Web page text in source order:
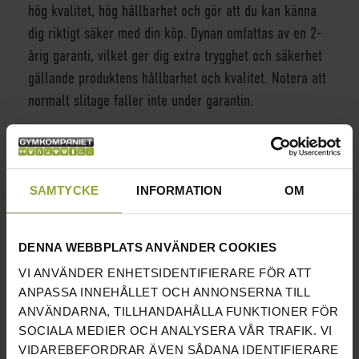
SAMTYCKE INFORMATION OM
DENNA WEBBPLATS ANVÄNDER COOKIES
VI ANVÄNDER ENHETSIDENTIFIERARE FÖR ATT
ANPASSA INNEHÅLLET OCH ANNONSERNA TILL
ANVÄNDARNA, TILLHANDAHÅLLA FUNKTIONER FÖR
SOCIALA MEDIER OCH ANALYSERA VÅR TRAFIK. VI
VIDAREBEFORDRAR ÄVEN SÅDANA IDENTIFIERARE
hög kvalitet, hög hållbarhet och gör att du kan känna
dig riktigt säker med din köp. Dynan omfattas av en 2-
årig garanti, vilket ger dig extra trygghet och säkerhet
gällande produktens hållbarhet och kvalitet. Notera att
normalt slitage faller inte under garantin.
INFORMATION
VIKT: 54 KG
MAXVIKT: 500 KG
TJOCKLEK DYNA: 7 CM